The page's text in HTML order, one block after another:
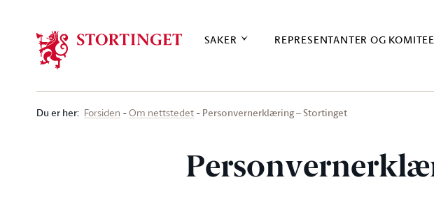
SAKER REPRESENTANTER OG
Du er her: Forsiden Om nettstedet Personvernerklæring – Stortinget